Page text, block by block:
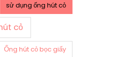
sử dụng ống hút cỏ
cỏ
Ống hút cỏ bọc giấy